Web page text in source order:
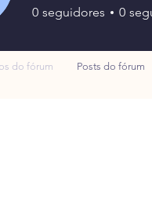
0 seguidores 0
do fórum Posts do fórum